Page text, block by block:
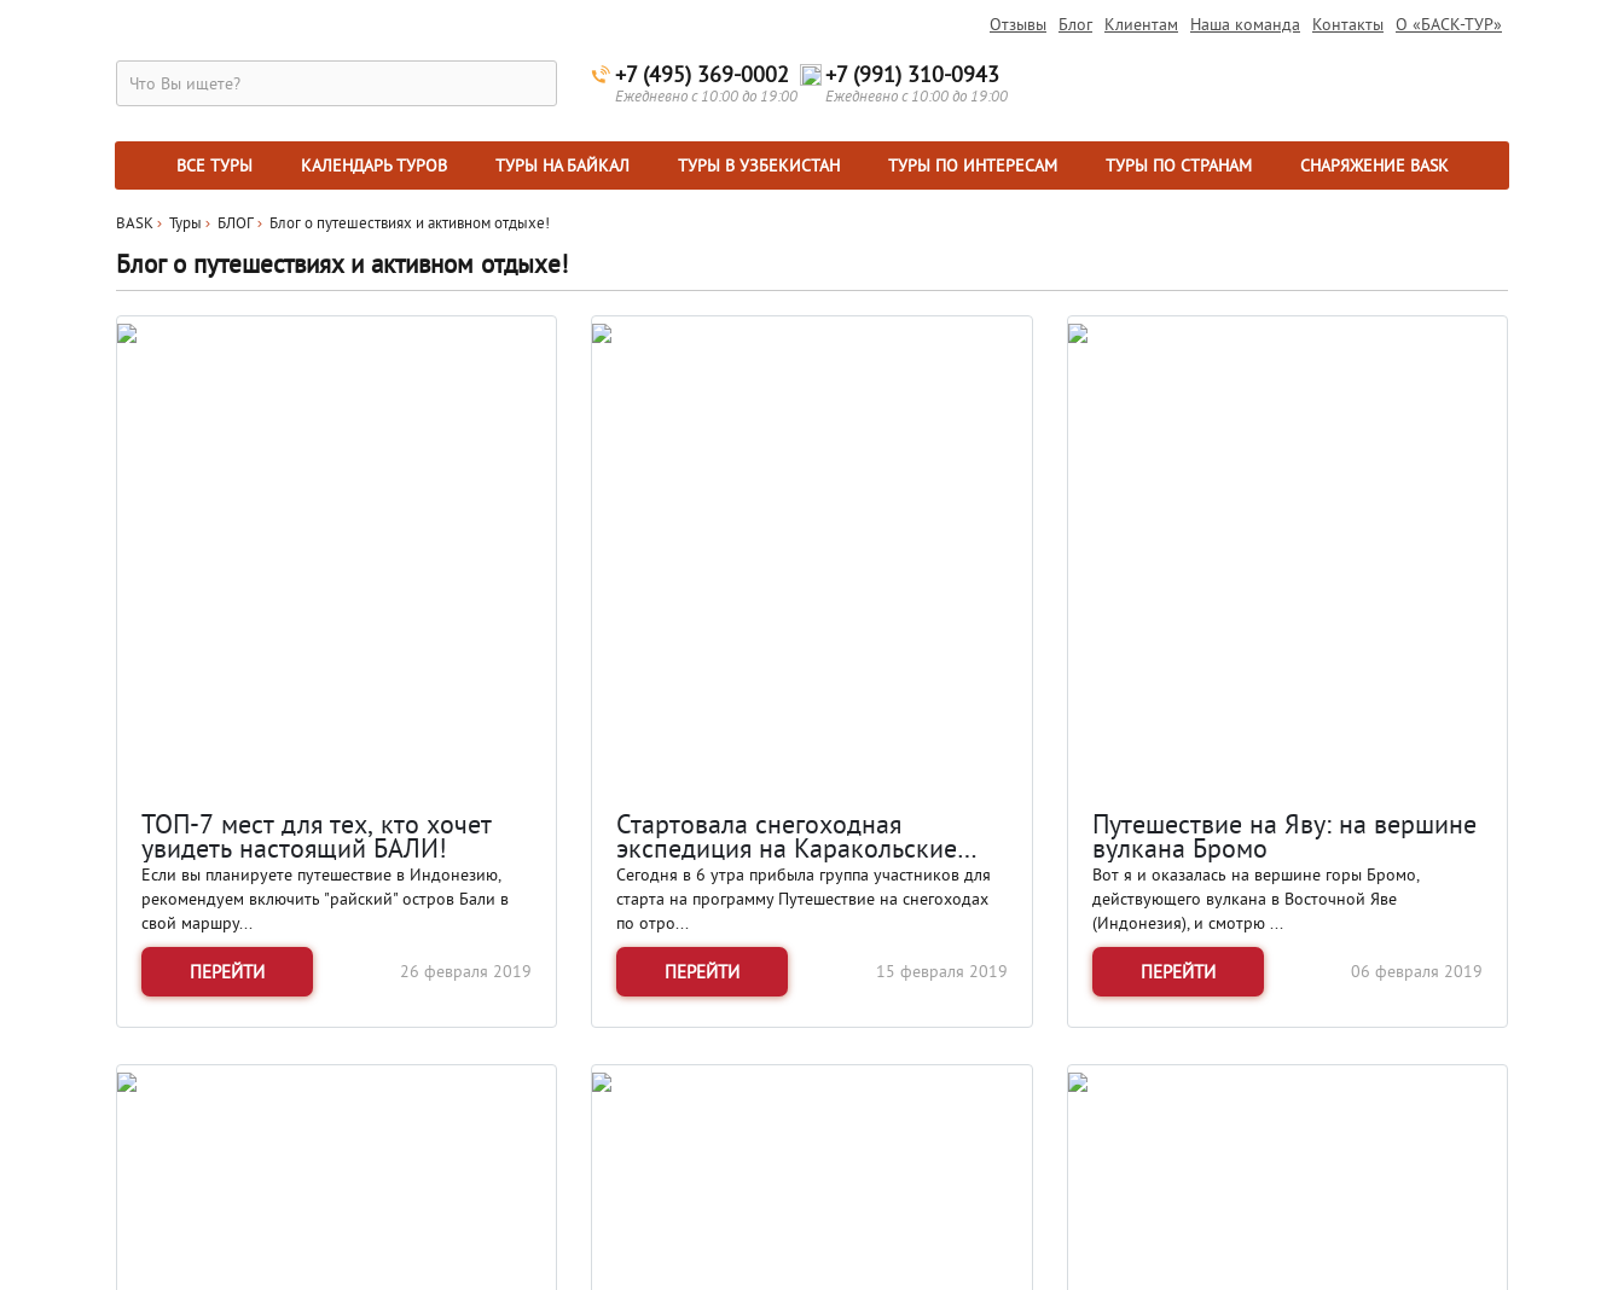
Отзывы Блог Клиентам Наша команда Контакты О «БАСК-ТУР»
+7 (495) 369-0002
Ежедневно с 10:00 до 19:00
+7 (991) 310-0943
Ежедневно с 10:00 до 19:00
ВСЕ ТУРЫ КАЛЕНДАРЬ ТУРОВ ТУРЫ НА БАЙКАЛ ТУРЫ В УЗБЕКИСТАН ТУРЫ ПО ИНТЕРЕСАМ ТУРЫ ПО СТРАНАМ СНАРЯЖЕНИЕ BASK
BASK Туры БЛОГ Блог о путешествиях и активном отдыхе!
Блог о путешествиях и активном отдыхе!
ТОП-7 мест для тех, кто хочет
увидеть настоящий БАЛИ!
Если вы планируете путешествие в Индонезию,
рекомендуем включить "райский" остров Бали в
свой маршру...
ПЕРЕЙТИ 26 февраля 2019
Стартовала снегоходная
экспедиция на Каракольские
озера
Сегодня в 6 утра прибыла группа участников для
старта на программу Путешествие на снегоходах
по отро...
ПЕРЕЙТИ 15 февраля 2019
Путешествие на Яву: на вершине
вулкана Бромо
Вот я и оказалась на вершине горы Бромо,
действующего вулкана в Восточной Яве
(Индонезия), и смотрю ...
ПЕРЕЙТИ 06 февраля 2019